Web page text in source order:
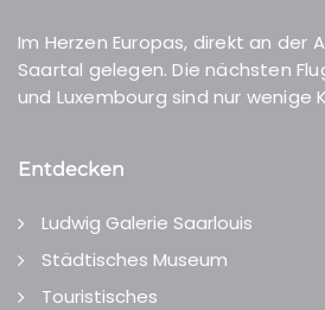
Im Herzen Europas, direkt an der
Saartal gelegen. Die nächsten
und Luxembourg sind nur
Entdecken
Ludwig Galerie Saarlouis
Städtisches Museum
Touristisches